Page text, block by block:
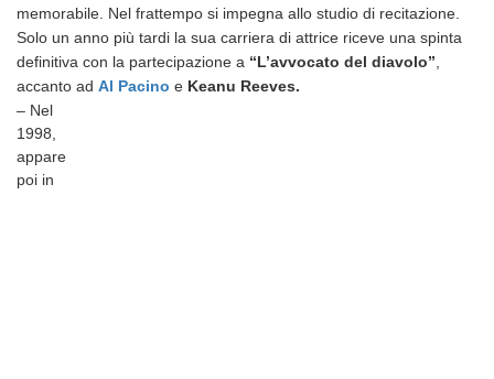
memorabile. Nel frattempo si impegna allo studio di recitazione.
Solo un anno più tardi la sua carriera di attrice riceve una spinta
definitiva con la partecipazione a “L’avvocato del diavolo”,
accanto ad Al Pacino e Keanu Reeves.
– Nel
1998,
appare
poi in